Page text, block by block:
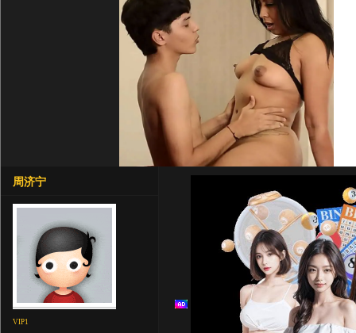
周济宁
VIP1